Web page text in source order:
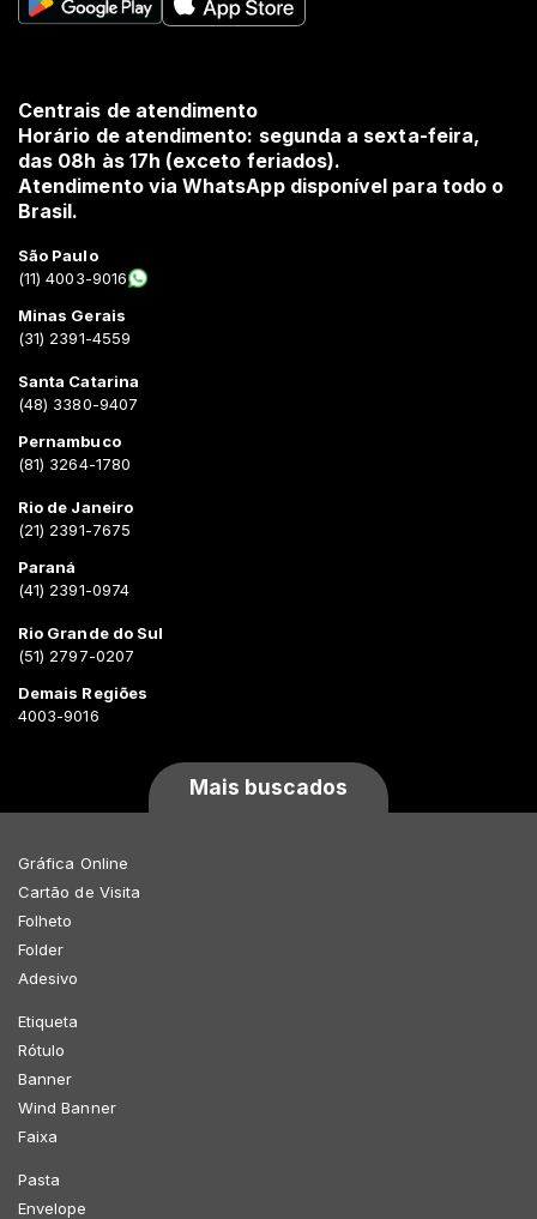
Centrais de atendimento
Horário de atendimento: segunda a sexta-feira,
das 08h às 17h (exceto feriados).
Atendimento via WhatsApp disponível para todo o
Brasil.
São Paulo
(11) 4003-9016
Minas Gerais
(31) 2391-4559
Santa Catarina
(48) 3380-9407
Pernambuco
(81) 3264-1780
Rio de Janeiro
(21) 2391-7675
Paraná
(41) 2391-0974
Rio Grande do Sul
(51) 2797-0207
Demais Regiões
4003-9016
Mais buscados
Gráfica Online
Cartão de Visita
Folheto
Folder
Adesivo
Etiqueta
Rótulo
Banner
Wind Banner
Faixa
Pasta
Envelope